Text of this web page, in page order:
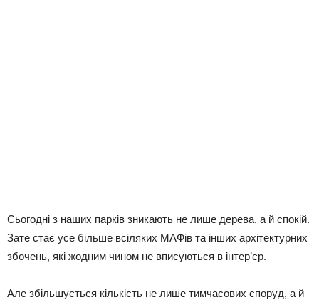
Сьогодні з наших парків зникають не лише дерева, а й спокій.
Зате стає усе більше всіляких МАФів та інших архітектурних
збочень, які жодним чином не вписуються в інтер’єр.
Але збільшується кількість не лише тимчасових споруд, а й